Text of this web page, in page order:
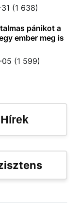
(1 638)
pánikot a
ember meg is
(1 599)